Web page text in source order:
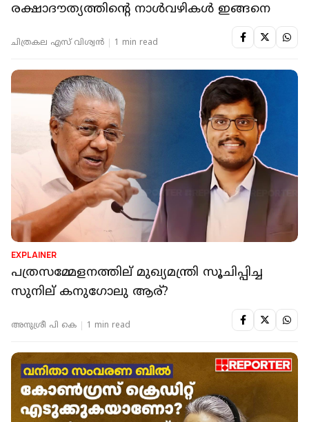
രക്ഷാദൗത്യത്തിന്റെ നാൾവഴികൾ ഇങ്ങനെ
ചിത്രകല എസ് വിശ്വന്‍ 1 min read
EXPLAINER
പത്രസമ്മേളനത്തില് മുഖ്യമന്ത്രി സൂചിപ്പിച്ച
സുനില് കനുഗോലു ആര്?
അനുശ്രീ പി കെ 1 min read